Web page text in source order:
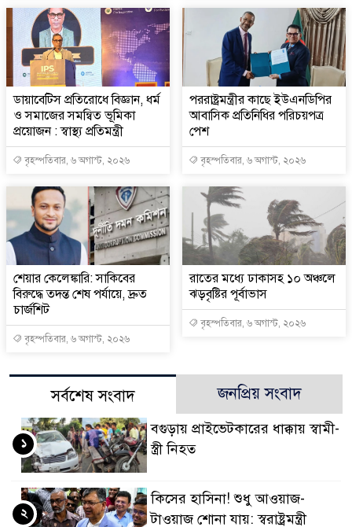
ডায়াবেটিস প্রতিরোধে বিজ্ঞান, ধর্ম
ও সমাজের সমন্বিত ভূমিকা
প্রয়োজন : স্বাস্থ্য প্রতিমন্ত্রী
বৃহস্পতিবার, ৬ অগাস্ট, ২০২৬
পররাষ্ট্রমন্ত্রীর কা‌ছে ইউএনডিপির
আবাসিক প্রতিনিধির পরিচয়পত্র
পেশ
বৃহস্পতিবার, ৬ অগাস্ট, ২০২৬
শেয়ার কেলেঙ্কারি: সাকিবের
বিরুদ্ধে তদন্ত শেষ পর্যায়ে, দ্রুত
চার্জশিট
বৃহস্পতিবার, ৬ অগাস্ট, ২০২৬
রাতের মধ্যে ঢাকাসহ ১০ অঞ্চলে
ঝড়বৃষ্টির পূর্বাভাস
বৃহস্পতিবার, ৬ অগাস্ট, ২০২৬
সর্বশেষ সংবাদ জনপ্রিয় সংবাদ
বগুড়ায় প্রাইভেটকারের ধাক্কায় স্বামী-
স্ত্রী নিহত
১
কিসের হাসিনা! শুধু আওয়াজ-
টাওয়াজ শোনা যায়: স্বরাষ্ট্রমন্ত্রী
২